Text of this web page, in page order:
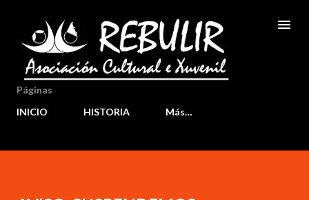
Ir al contenido principal
Páginas
INICIO
HISTORIA Más…